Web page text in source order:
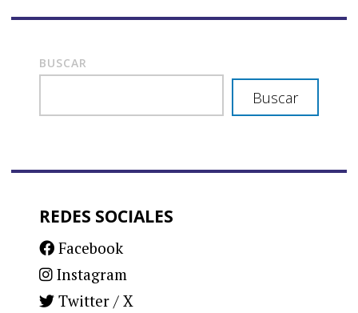
BUSCAR
Buscar
REDES SOCIALES
Facebook
Instagram
Twitter / X